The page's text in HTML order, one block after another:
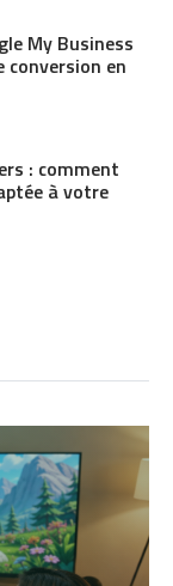
My Business
conversion en
: comment
à votre